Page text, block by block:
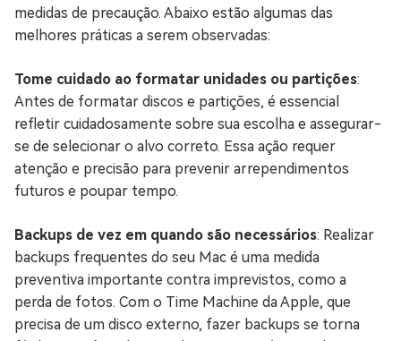
medidas de precaução. Abaixo estão algumas das
melhores práticas a serem observadas:
Tome cuidado ao formatar unidades ou partições:
Antes de formatar discos e partições, é essencial
refletir cuidadosamente sobre sua escolha e assegurar-
se de selecionar o alvo correto. Essa ação requer
atenção e precisão para prevenir arrependimentos
futuros e poupar tempo.
Backups de vez em quando são necessários: Realizar
backups frequentes do seu Mac é uma medida
preventiva importante contra imprevistos, como a
perda de fotos. Com o Time Machine da Apple, que
precisa de um disco externo, fazer backups se torna